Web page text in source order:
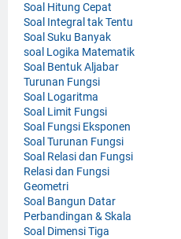
Soal Hitung Cepat
Soal Integral tak Tentu
Soal Suku Banyak
soal Logika Matematik
Soal Bentuk Aljabar
Turunan Fungsi
Soal Logaritma
Soal Limit Fungsi
Soal Fungsi Eksponen
Soal Turunan Fungsi
Soal Relasi dan Fungsi
Relasi dan Fungsi
Geometri
Soal Bangun Datar
Perbandingan & Skala
Soal Dimensi Tiga